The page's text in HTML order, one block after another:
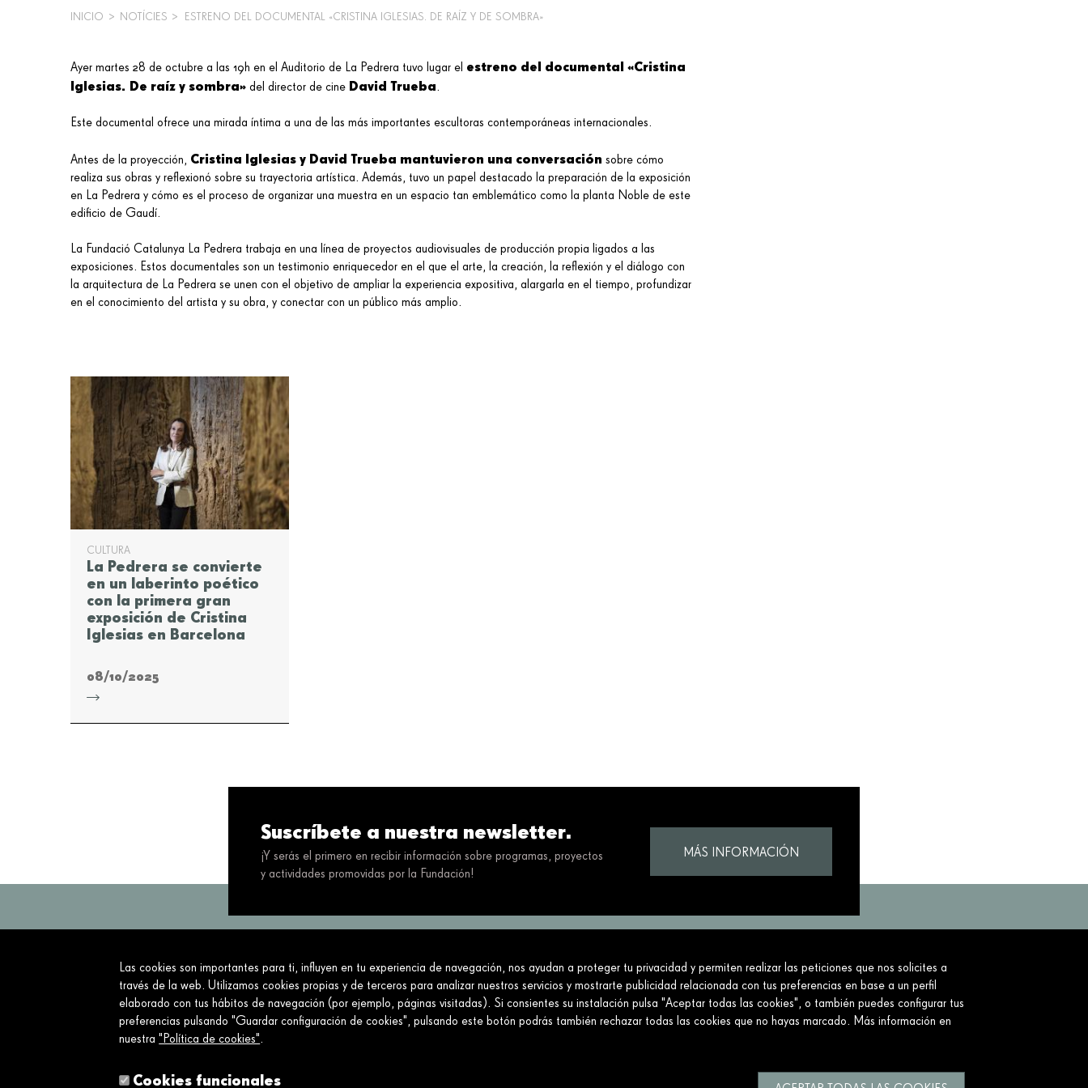
ENLACES
DE
AYUDA
A
LA
NAVEGACIÓN
INICIO > NOTÍCIES > ESTRENO DEL DOCUMENTAL «CRISTINA IGLESIAS. DE RAÍZ Y DE SOMBRA»
Ayer martes 28 de octubre a las 19h en el Auditorio de La Pedrera tuvo lugar el estreno del documental «Cristina
Iglesias. De raíz y sombra» del director de cine David Trueba.
Este documental ofrece una mirada íntima a una de las más importantes escultoras contemporáneas internacionales.
Antes de la proyección, Cristina Iglesias y David Trueba mantuvieron una conversación sobre cómo
realiza sus obras y reflexionó sobre su trayectoria artística. Además, tuvo un papel destacado la preparación de la exposición
en La Pedrera y cómo es el proceso de organizar una muestra en un espacio tan emblemático como la planta Noble de este
edificio de Gaudí.
La Fundació Catalunya La Pedrera trabaja en una línea de proyectos audiovisuales de producción propia ligados a las
exposiciones. Estos documentales son un testimonio enriquecedor en el que el arte, la creación, la reflexión y el diálogo con
la arquitectura de La Pedrera se unen con el objetivo de ampliar la experiencia expositiva, alargarla en el tiempo, profundizar
en el conocimiento del artista y su obra, y conectar con un público más amplio.
CULTURA
La Pedrera se convierte
en un laberinto poético
con la primera gran
exposición de Cristina
Iglesias en Barcelona
08/10/2025
Suscríbete a nuestra newsletter.
¡Y serás el primero en recibir información sobre programas, proyectos
y actividades promovidas por la Fundación!
MÁS INFORMACIÓN
Servimos a la sociedad construyendo un futuro mejor y más justo.
Sobre nosotros
¿Qué hacemos?
Conecta Enlaces
Las cookies son importantes para ti, influyen en tu experiencia de navegación, nos ayudan a proteger tu privacidad y permiten realizar las peticiones que nos solicites a
través de la web. Utilizamos cookies propias y de terceros para analizar nuestros servicios y mostrarte publicidad relacionada con tus preferencias en base a un perfil
elaborado con tus hábitos de navegación (por ejemplo, páginas visitadas). Si consientes su instalación pulsa "Aceptar todas las cookies", o también puedes configurar tus
preferencias pulsando "Guardar configuración de cookies", pulsando este botón podrás también rechazar todas las cookies que no hayas marcado. Más información en
nuestra"Política de cookies".
Cookies funcionales